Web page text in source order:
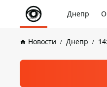
Днепр
Новости Днепр